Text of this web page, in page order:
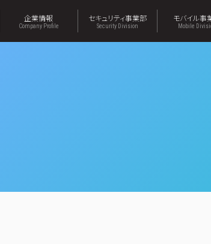
企業情報
Company Profile
セキュリティ事業部
Security Division
モバイル事
Mobile